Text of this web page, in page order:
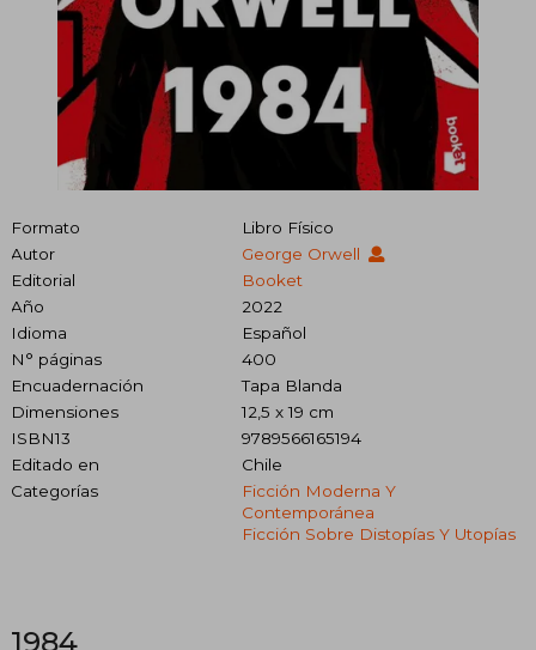
Formato
Libro Físico
Autor
George Orwell
Editorial
Booket
Año
2022
Idioma
Español
N° páginas
400
Encuadernación
Tapa Blanda
Dimensiones
12,5 x 19 cm
ISBN13
9789566165194
Editado en
Chile
Categorías
Ficción Moderna Y
Contemporánea
Ficción Sobre Distopías Y Utopías
1984